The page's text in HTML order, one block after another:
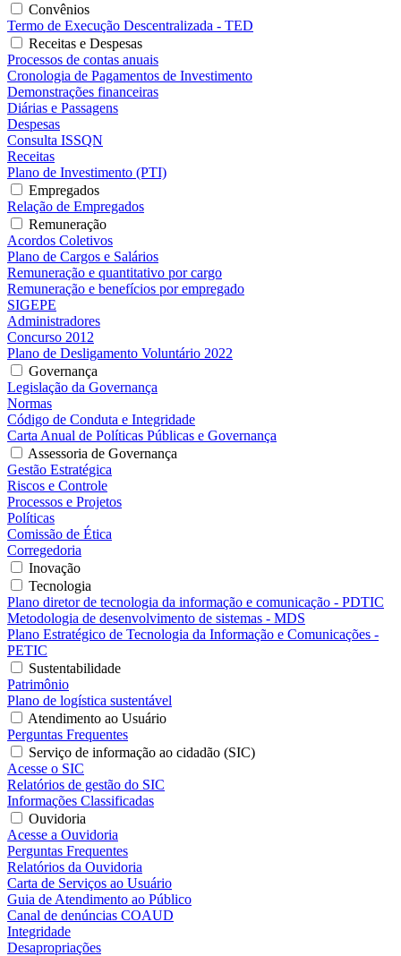
Convênios
Termo de Execução Descentralizada - TED
Receitas e Despesas
Processos de contas anuais
Cronologia de Pagamentos de Investimento
Demonstrações financeiras
Diárias e Passagens
Despesas
Consulta ISSQN
Receitas
Plano de Investimento (PTI)
Empregados
Relação de Empregados
Remuneração
Acordos Coletivos
Plano de Cargos e Salários
Remuneração e quantitativo por cargo
Remuneração e benefícios por empregado
SIGEPE
Administradores
Concurso 2012
Plano de Desligamento Voluntário 2022
Governança
Legislação da Governança
Normas
Código de Conduta e Integridade
Carta Anual de Políticas Públicas e Governança
Assessoria de Governança
Gestão Estratégica
Riscos e Controle
Processos e Projetos
Políticas
Comissão de Ética
Corregedoria
Inovação
Tecnologia
Plano diretor de tecnologia da informação e comunicação - PDTIC
Metodologia de desenvolvimento de sistemas - MDS
Plano Estratégico de Tecnologia da Informação e Comunicações -
PETIC
Sustentabilidade
Patrimônio
Plano de logística sustentável
Atendimento ao Usuário
Perguntas Frequentes
Serviço de informação ao cidadão (SIC)
Acesse o SIC
Relatórios de gestão do SIC
Informações Classificadas
Ouvidoria
Acesse a Ouvidoria
Perguntas Frequentes
Relatórios da Ouvidoria
Carta de Serviços ao Usuário
Guia de Atendimento ao Público
Canal de denúncias COAUD
Integridade
Desapropriações